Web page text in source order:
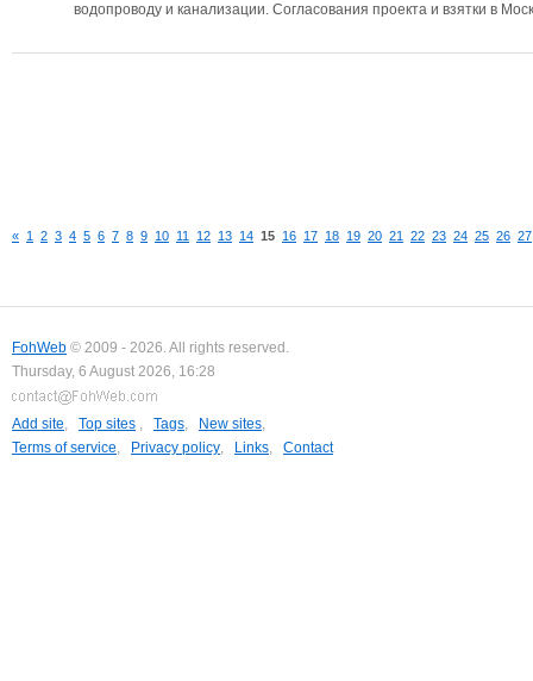
водопроводу и канализации. Согласования проекта и взятки в
« 1 2 3 4 5 6 7 8 9 10 11 12 13 14 15 16 17 18 19 20 21 22 23 24 25 26 27
FohWeb © 2009 - 2026. All rights reserved.
Thursday, 6 August 2026, 16:28
Add site, Top sites , Tags, New sites,
Terms of service, Privacy policy, Links, Contact